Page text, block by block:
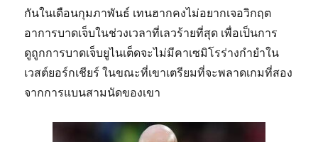
กันในเดือนกุมภาพันธ์ เทนฮากคงไม่อยากเจอวิกฤต
อาการบาดเจ็บในช่วงเวลาที่เลวร้ายที่สุด เพื่อเป็นการ
ดูถูกการบาดเจ็บยูไนเต็ดจะไม่มีคาเซมิโรร่างกำยำใน
เวสต์ยอร์กเชียร์ ในขณะที่เขาเตรียมที่จะพลาดเกมที่สอง
จากการแบนสามนัดของเขา